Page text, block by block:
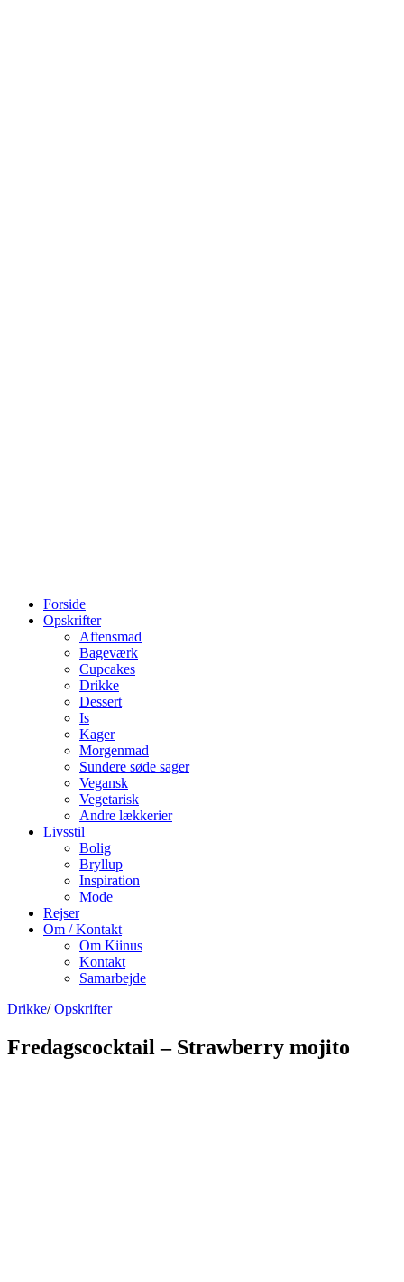
Forside
Opskrifter
Aftensmad
Bageværk
Cupcakes
Drikke
Dessert
Is
Kager
Morgenmad
Sundere søde sager
Vegansk
Vegetarisk
Andre lækkerier
Livsstil
Bolig
Bryllup
Inspiration
Mode
Rejser
Om / Kontakt
Om Kiinus
Kontakt
Samarbejde
Drikke/ Opskrifter
Fredagscocktail – Strawberry mojito